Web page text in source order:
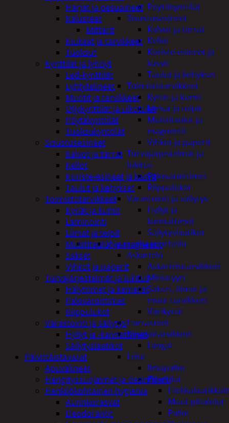
Pöytäkynttilät
Sisustusesineet
Kalvot ja tarrat
Kellot
Koriste-esineet ja
kasvit
Taulut ja kehykset
Toimistotarvikkeet
Kynät ja kumit
Liimat ja teipit
Muistitaulut ja
magneetit
Vihkot ja paperit
Turvajärjestelmät ja
lukitus
Palovaroittimet
Riippulukot
Varastointi ja säilytys
Hyllyt ja -
kannattimet
Säilytyslaatikot
Vapaa-aika ja urheilu
Askartelu
Askartelutarvikkeet
Miniatyyri
Sakset, liimat ja
muut tarvikkeet
Värikynät
Harrasteet
Käsityötarvikkeet
Langat
Lelut
Ilmapallot
Pihalelut
Muut pihalelut
Pallot
Harjat ja pesuaineet
Kalusteet
Mittarit
Kiukaat ja tarvikkeet
Tuoksut
Kynttilät ja lyhdyt
Led-kynttilät
Lyhtytelineet
Muotit ja tarvikkeet
Öljykynttilät ja ulkotulet
Pöytäkynttilät
Tuoksukynttilät
Sisustusesineet
Kalvot ja tarrat
Kellot
Koriste-esineet ja kasvit
Taulut ja kehykset
Toimistotarvikkeet
Kynät ja kumit
Laminointi
Liimat ja teipit
Muistitaulut ja magneetit
Sakset
Vihkot ja paperit
Turvajärjestelmät ja lukitus
Hälyttimet ja kamerat
Palovaroittimet
Riippulukot
Varastointi ja säilytys
Hyllyt ja -kannattimet
Säilytyslaatikot
Päivittäistavarat
Apuvälineet
Hengityssuojaimet ja desinfiointi
Henkilökohtainen hygienia
Aurinkorasvat
Deodorantit